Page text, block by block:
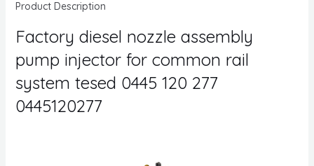
Product Description
Factory diesel nozzle assembly
pump injector for common rail
system tesed 0445 120 277
0445120277